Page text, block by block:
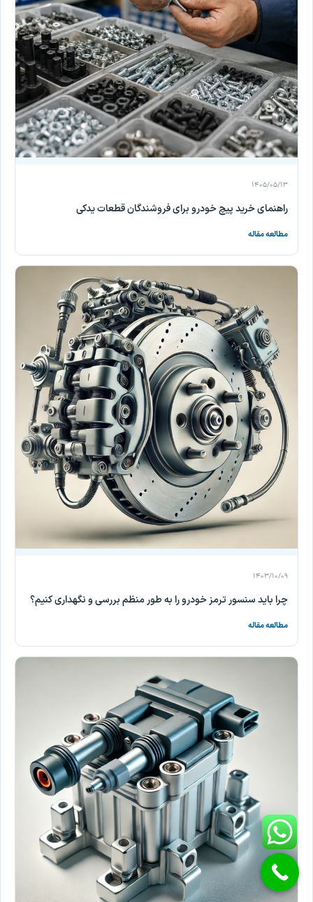
۱۴۰۵/۰۵/۱۳
راهنمای خرید پیچ خودرو برای فروشندگان قطعات یدکی
مطالعه مقاله
۱۴۰۳/۱۰/۰۹
چرا باید سنسور ترمز خودرو را به طور منظم بررسی و نگهداری کنیم؟
مطالعه مقاله